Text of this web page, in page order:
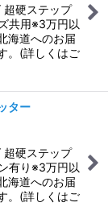
硬ステップ
共用※3万円以
海道へのお届
。(詳しくはご
ター
硬ステップ
有り※3万円以
海道へのお届
。(詳しくはご